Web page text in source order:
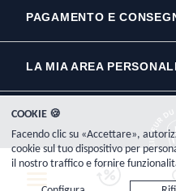
PAGAMENTO E
LA MIA AREA
Copyright © 2000-2026,
COOKIE 🍪
Facendo clic su «Accettare»,
cookie sul tuo dispositivo per
il nostro traffico e fornire